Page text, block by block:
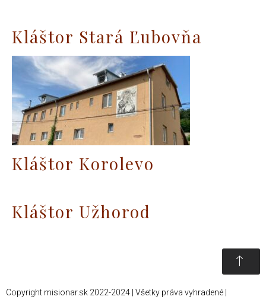
Kláštor Stará Ľubovňa
Kláštor Korolevo
Kláštor Užhorod
Copyright misionar.sk 2022-2024 | Všetky práva vyhradené |